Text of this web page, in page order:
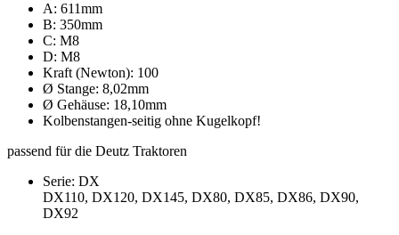
A: 611mm
B: 350mm
C: M8
D: M8
Kraft (Newton): 100
Ø Stange: 8,02mm
Ø Gehäuse: 18,10mm
Kolbenstangen-seitig ohne Kugelkopf!
passend für die Deutz Traktoren
Serie: DX
DX110, DX120, DX145, DX80, DX85, DX86, DX90,
DX92